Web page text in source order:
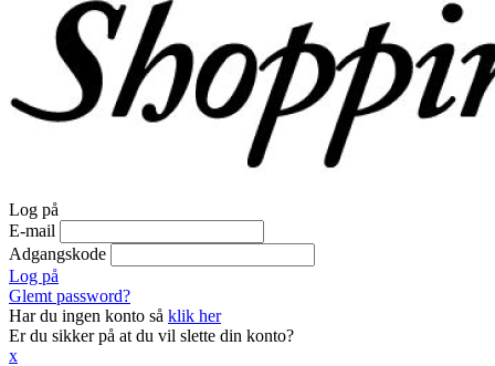
Log på
E-mail
Adgangskode
Log på
Glemt password?
Har du ingen konto så klik her
Er du sikker på at du vil slette din konto?
x